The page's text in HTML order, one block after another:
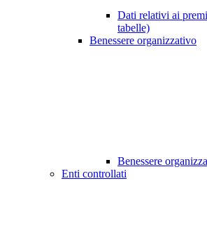
Dati relativi ai
tabelle)
Benessere organizzativo
Benessere
Enti controllati